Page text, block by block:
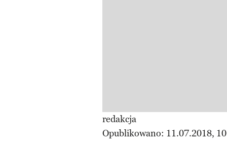
redakcja
Opublikowano: 11.07.2018,